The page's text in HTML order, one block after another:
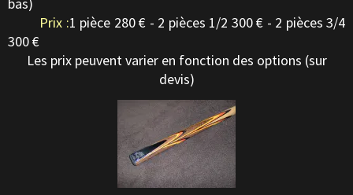
Prix :1 pièce 280 € - 2 pièces 1/2 300 € - 2 pièces 3/4
300 €
Les prix peuvent varier en fonction des options (sur
devis)